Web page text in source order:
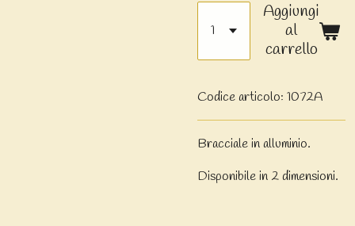
Aggiungi
al
carrello
Codice articolo: 1072A
Bracciale in alluminio.
Disponibile in 2 dimensioni.